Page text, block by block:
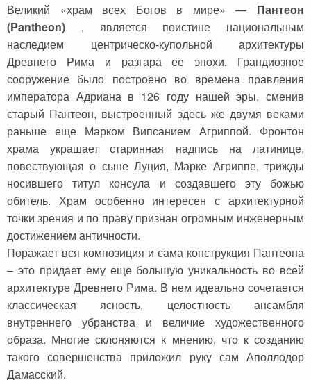
Великий «храм всех Богов в мире» — Пантеон
(Pantheon) , является поистине национальным
наследием центрическо-купольной архитектуры
Древнего Рима и разгара ее эпохи. Грандиозное
сооружение было построено во времена правления
императора Адриана в 126 году нашей эры, сменив
старый Пантеон, выстроенный здесь же двумя веками
раньше еще Марком Випсанием Агриппой. Фронтон
храма украшает старинная надпись на латинице,
повествующая о сыне Луция, Марке Агриппе, трижды
носившего титул консула и создавшего эту божью
обитель. Храм особенно интересен с архитектурной
точки зрения и по праву признан огромным инженерным
достижением античности.
Поражает вся композиция и сама конструкция Пантеона
– это придает ему еще большую уникальность во всей
архитектуре Древнего Рима. В нем идеально сочетается
классическая ясность, целостность ансамбля
внутреннего убранства и величие художественного
образа. Многие склоняются к мнению, что к созданию
такого совершенства приложил руку сам Аполлодор
Дамасский.